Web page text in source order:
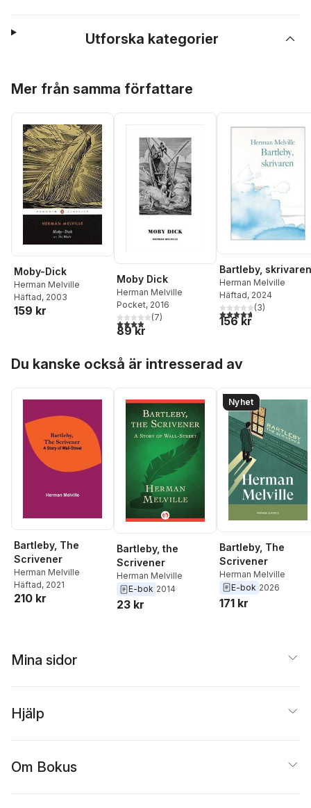
Utforska kategorier
Mer från samma författare
Moby-Dick
Herman Melville
Häftad, 2003
159 kr
Moby Dick
Herman Melville
Pocket, 2016
3,9utav 5 stjärnor. Totalt antal röster:
(7)
89 kr
Bartleby, skrivaren
Herman Melville
Häftad, 2024
4,7utav 5 stjärnor.
(3)
156 kr
Du kanske också är intresserad av
Bartleby, The
Scrivener
Herman Melville
Häftad, 2021
210 kr
Bartleby, the
Scrivener
Herman Melville
E-bok 2014
23 kr
Nyhet
Bartleby, The
Scrivener
Herman Melville
E-bok 2026
171 kr
Mina sidor
Hjälp
Om Bokus